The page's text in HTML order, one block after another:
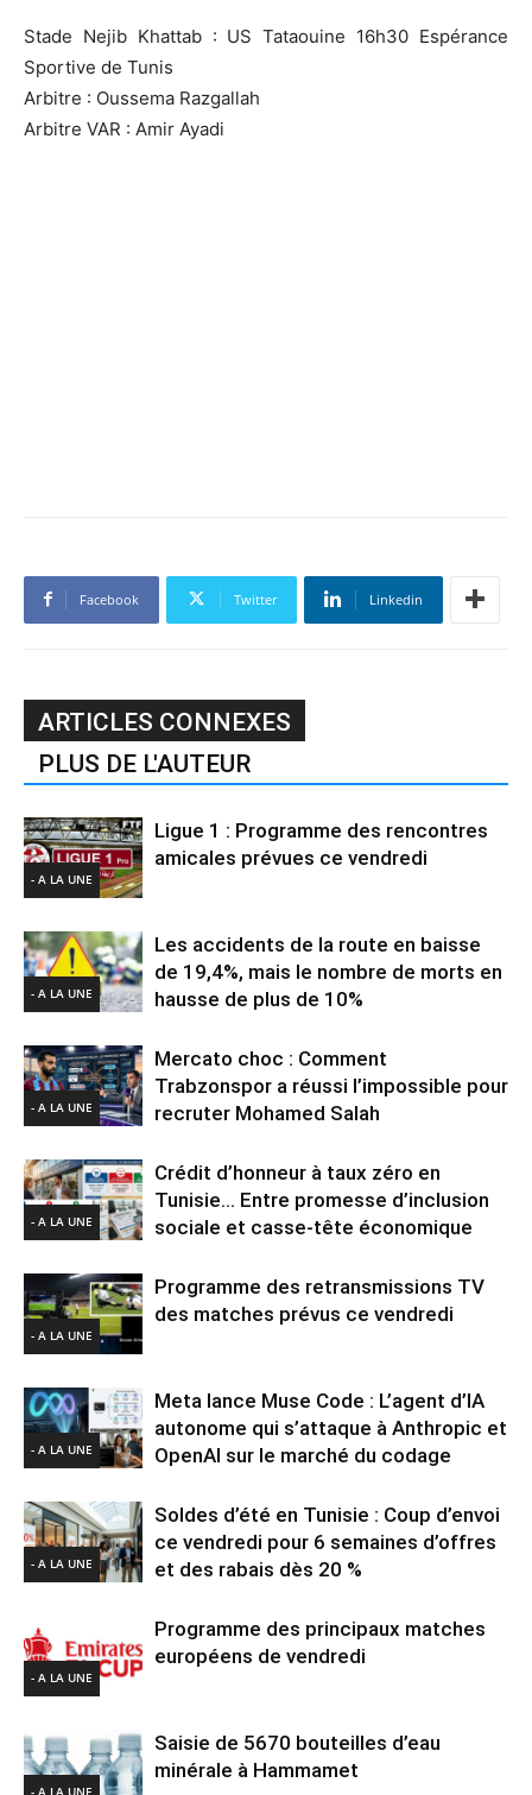
Stade Nejib Khattab : US Tataouine 16h30 Espérance
Sportive de Tunis
Arbitre : Oussema Razgallah
Arbitre VAR : Amir Ayadi
Facebook Twitter Linkedin
ARTICLES CONNEXES
PLUS DE L'AUTEUR
- A LA UNE
Ligue 1 : Programme des rencontres
amicales prévues ce vendredi
- A LA UNE
Les accidents de la route en baisse
de 19,4%, mais le nombre de morts en
hausse de plus de 10%
- A LA UNE
Mercato choc : Comment
Trabzonspor a réussi l’impossible pour
recruter Mohamed Salah
- A LA UNE
Crédit d’honneur à taux zéro en
Tunisie… Entre promesse d’inclusion
sociale et casse-tête économique
- A LA UNE
Programme des retransmissions TV
des matches prévus ce vendredi
- A LA UNE
Meta lance Muse Code : L’agent d’IA
autonome qui s’attaque à Anthropic et
OpenAI sur le marché du codage
- A LA UNE
Soldes d’été en Tunisie : Coup d’envoi
ce vendredi pour 6 semaines d’offres
et des rabais dès 20 %
- A LA UNE
Programme des principaux matches
européens de vendredi
Saisie de 5670 bouteilles d’eau
minérale à Hammamet